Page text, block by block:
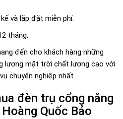
và lắp đặt miễn phí.
tháng.
đến cho khách hàng những
lượng mặt trời chất lượng cao với
chuyên nghiệp nhất.
đèn trụ cổng năng
Quốc Bảo